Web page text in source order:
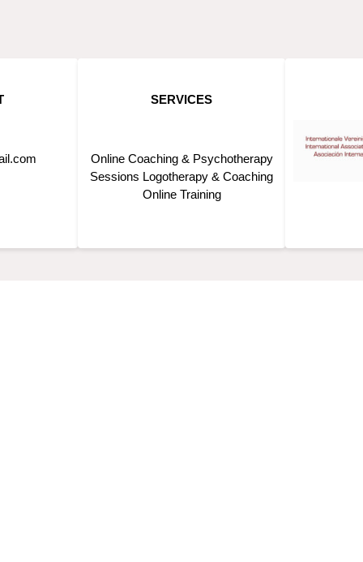
SERVICES
Online Coaching & Psychotherapy
Sessions Logotherapy & Coaching
Online Training